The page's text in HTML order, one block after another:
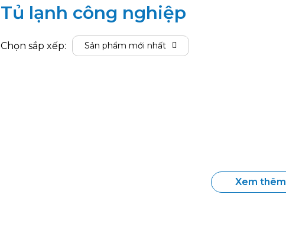
Tủ lạnh công nghiệp
Chọn sắp xếp: Sản phẩm mới nhất
Xem thêm